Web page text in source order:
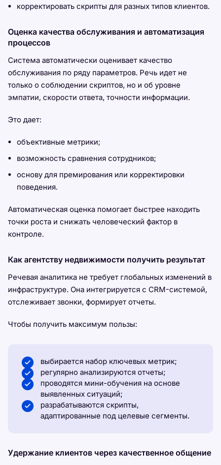
корректировать скрипты для разных типов клиентов.
Оценка качества обслуживания и автоматизация
процессов
Система автоматически оценивает качество
обслуживания по ряду параметров. Речь идет не
только о соблюдении скриптов, но и об уровне
эмпатии, скорости ответа, точности информации.
Это дает:
объективные метрики;
возможность сравнения сотрудников;
основу для премирования или корректировки
поведения.
Автоматическая оценка помогает быстрее находить
точки роста и снижать человеческий фактор в
контроле.
Как агентству недвижимости получить результат
Речевая аналитика не требует глобальных изменений в
инфраструктуре. Она интегрируется с CRM-системой,
отслеживает звонки, формирует отчеты.
Чтобы получить максимум пользы:
выбирается набор ключевых метрик;
регулярно анализируются отчеты;
проводятся мини-обучения на основе
выявленных ситуаций;
разрабатываются скрипты,
адаптированные под целевые сегменты.
Удержание клиентов через качественное общение